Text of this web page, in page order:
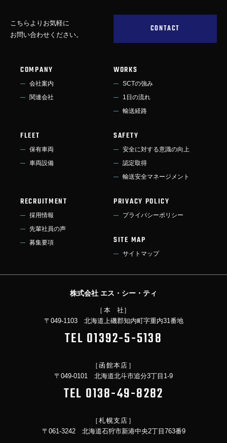
こちらよりお気軽に
お問い合わせください。
CONTACT
COMPANY
会社案内
関連会社
WORKS
SCTの強み
1日の流れ
輸送経路
FLEET
保有車両
車両設備
SAFETY
安全に対する意識の向上
認定取得
輸送安全マネージメント
RECRUITMENT
採用情報
先輩社員の声
募集要項
PRIVACY POLICY
プライバシーポリシー
SITE MAP
サイトマップ
株式会社 エス・シー・ティ
［ 本社］
〒049-1103 北海道上磯郡知内町字重内31番地
TEL 01392-5-5138
［函館本店］
〒049-0101 北海道北斗市追分3丁目1-9
TEL 0138-49-8282
［札幌支店］
〒061-3242 北海道石狩市新港中央2丁目763番9